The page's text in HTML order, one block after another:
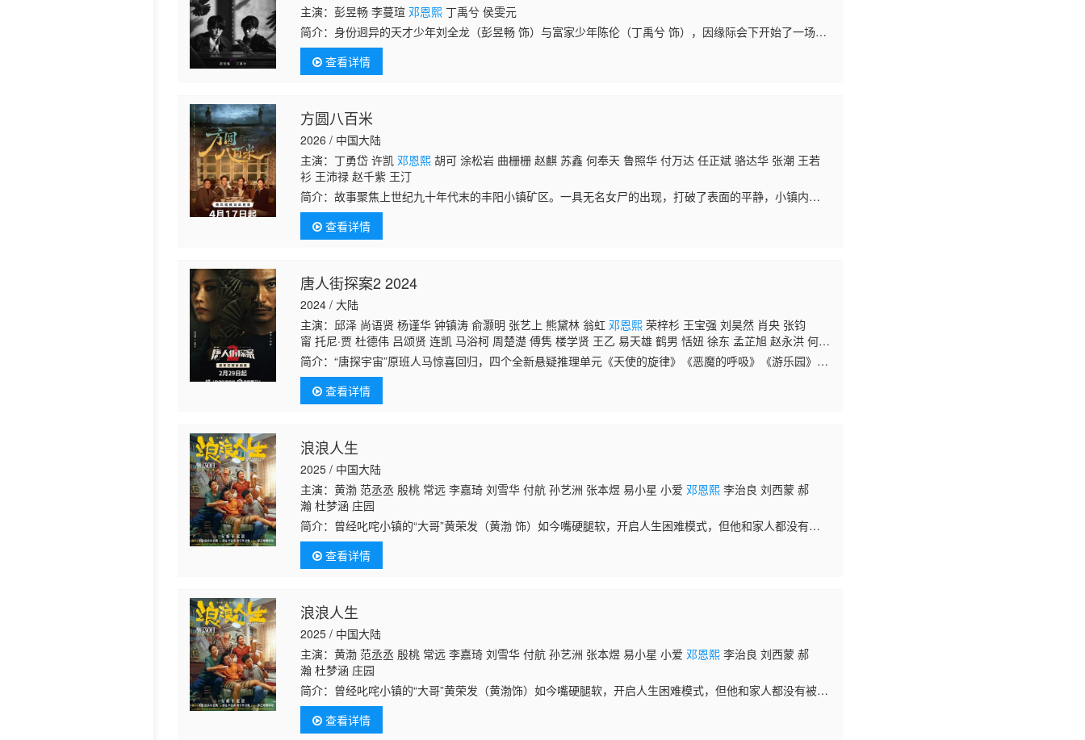
主演：彭昱畅 李蔓瑄邓恩熙 丁禹兮 侯雯元
简介： 身份迥异的天才少年刘全龙（彭昱畅 饰）与富家少年陈伦（丁禹兮 饰），因缘际会下开始了一场人
生交换。两个少年的人生镜像，一场命运的冒险游戏，就此开启。
查看详情
方圆八百米
2026 / 中国大陆
主演：丁勇岱 许凯邓恩熙 胡可 涂松岩 曲栅栅 赵麒 苏鑫 何奉天 鲁照华 付万达 任正斌 骆达华 张潮 王若
衫 王沛禄 赵千紫 王汀
简介：故事聚焦上世纪九十年代末的丰阳小镇矿区。一具无名女尸的出现，打破了表面的平静，小镇内的
违禁药品贩卖网络随之浮出水面。警察陈红兵（丁勇岱 饰）紧跟线索，却步步逼近亲生儿子陈辉（许凯
饰）。在方圆八百米的
查看详情
唐人街探案2 2024
2024 / 大陆
主演：邱泽 尚语贤 杨谨华 钟镇涛 俞灏明 张艺上 熊黛林 翁虹邓恩熙 荣梓杉 王宝强 刘昊然 肖央 张钧
甯 托尼·贾 杜德伟 吕颂贤 连凯 马浴柯 周楚濋 傅隽 楼学贤 王乙 易天雄 鹤男 恬妞 徐东 孟芷旭 赵永洪 何昕
霖 张世 李星瑶 闵健 王以纶 饶雪晶 张熙然 孙伊涵 唐文龙 蒋昀霖 岳辛 尹子维
简介：“唐探宇宙”原班人马惊喜回归，四个全新悬疑推理单元《天使的旋律》《恶魔的呼吸》《游乐园》
《黄金城》。城市之间罪恶涌动，侦探林默（邱泽 饰）、Kiko（尚语贤 饰）谜案穿梭各显神通。2024，
CRI 查看详情
浪浪人生
2025 / 中国大陆
主演：黄渤 范丞丞 殷桃 常远 李嘉琦 刘雪华 付航 孙艺洲 张本煜 易小星 小爱邓恩熙 李治良 刘西蒙 郝
瀚 杜梦涵 庄园
简介： 曾经叱咤小镇的“大哥”黄荣发（黄渤 饰）如今嘴硬腿软，开启人生困难模式，但他和家人都没有被
命运的风浪裹挟。儿子黑狗达（范丞丞 饰）看似是黄家唯一“淡人”，暗地却密谋如何发家又“治父”；妻子陈
梨珍（殷桃
查看详情
浪浪人生
2025 / 中国大陆
主演：黄渤 范丞丞 殷桃 常远 李嘉琦 刘雪华 付航 孙艺洲 张本煜 易小星 小爱邓恩熙 李治良 刘西蒙 郝
瀚 杜梦涵 庄园
简介： 曾经叱咤小镇的“大哥”黄荣发（黄渤饰）如今嘴硬腿软，开启人生困难模式，但他和家人都没有被命
运的风浪裹挟。儿子黑狗达（范丞丞饰）看似是黄家唯一“淡人”，暗地却密谋如何发家又“治父”；妻子陈梨
珍（殷桃饰）
查看详情